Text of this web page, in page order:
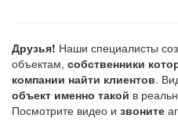
Друзья! Наши специалисты
объектам, собственники
компании найти клиентов.
объект именно такой в
Посмотрите видео и звоните